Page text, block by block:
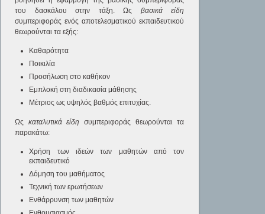
του δασκάλου στην τάξη. Ως βασικά είδη
συμπεριφοράς ενός αποτελεσματικού εκπαιδευτικού
θεωρούνται τα εξής:
Καθαρότητα
Ποικιλία
Προσήλωση στο καθήκον
Εμπλοκή στη διαδικασία μάθησης
Μέτριος ως υψηλός βαθμός επιτυχίας.
Ως καταλυτικά είδη
συμπεριφοράς θεωρούνται τα
παρακάτω:
Χρήση των ιδεών των μαθητών από τον
εκπαιδευτικό
Δόμηση του μαθήματος
Τεχνική των ερωτήσεων
Ενθάρρυνση των μαθητών